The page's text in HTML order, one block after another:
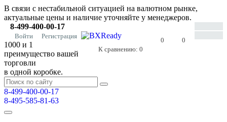
В связи с нестабильной ситуацией на валютном рынке,
актуальные цены и наличие уточняйте у менеджеров.
8-499-400-00-17
Войти Регистрация
0
0
К сравнению: 0
1000 и 1
преимущество вашей
торговли
в одной коробке.
8-499-400-00-17
8-495-585-81-63